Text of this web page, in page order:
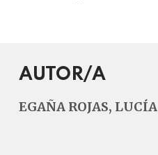
AUTOR/A
EGAÑA ROJAS, LUCÍA